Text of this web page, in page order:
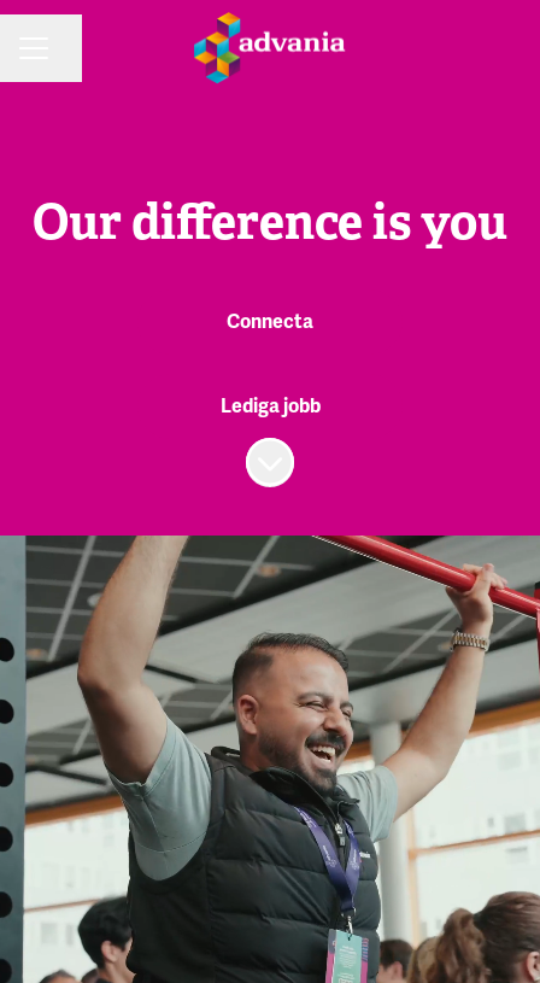
Our difference is you
Connecta
Lediga jobb
Skrolla för mer innehåll
Advania är inte som
andra techbolag 💫
Det som gör oss speciella är inte bara de
tjänster och produkter vi erbjuder, utan
människorna bakom dem. Det är
självledarskapet, vår tillförlitlighet i allt vi
gör och det fantastiska förtroende vi har
för varandra som gör skillnad.